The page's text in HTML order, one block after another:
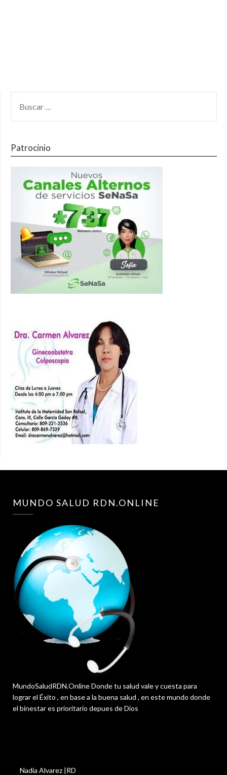
Patrocinio
MUNDO SALUD RDN.ONLINE
MundoSaludRDN.Online Donde tu salud vale y cuesta para
lograr el Éxito , en base a la buena salud , en este mundo donde
el binestar es prioritario depues de Dios
Nadia Alvarez |RD